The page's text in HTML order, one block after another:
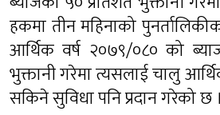
हकमा तीन महिनाको
आर्थिक वर्ष २०७९/०८० को
भुक्तानी गरेमा त्यसलाई चालु
सकिने सुविधा पनि प्रदान गरेको छ ।